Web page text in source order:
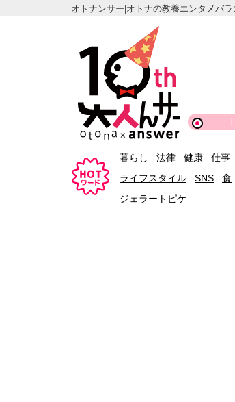
オトナンサー|オトナの教養エンタメバラ
暮らし 法律 健康 仕事
ライフスタイル
SNS 食
ジェラートピケ